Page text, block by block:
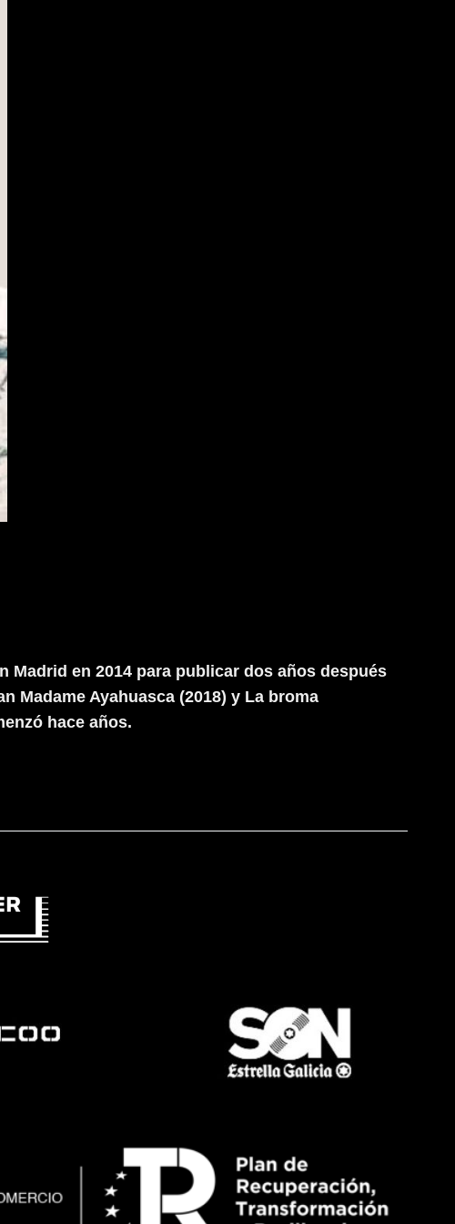
Madrid en 2014 para publicar dos años después
Madame Ayahuasca (2018) y La broma
hace años.